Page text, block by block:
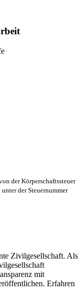
der Körperschaftssteuer
der Steuernummer
Zivilgesellschaft. Als
mit
Erfahren